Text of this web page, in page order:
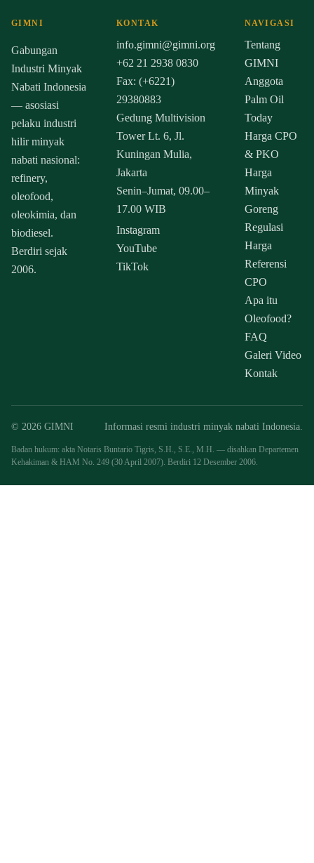
GIMNI
Gabungan
Industri Minyak
Nabati Indonesia
— asosiasi
pelaku industri
hilir minyak
nabati nasional:
refinery,
oleofood,
oleokimia, dan
biodiesel.
Berdiri sejak
2006.
KONTAK
info.gimni@gimni.org
+62 21 2938 0830
Fax: (+6221)
29380883
Gedung Multivision
Tower Lt. 6, Jl.
Kuningan Mulia,
Jakarta
Senin–Jumat, 09.00–
17.00 WIB
Instagram
YouTube
TikTok
NAVIGASI
Tentang
GIMNI
Anggota
Palm Oil
Today
Harga CPO
& PKO
Harga
Minyak
Goreng
Regulasi
Harga
Referensi
CPO
Apa itu
Oleofood?
FAQ
Galeri Video
Kontak
© 2026 GIMNI Informasi resmi industri minyak nabati Indonesia.
Badan hukum: akta Notaris Buntario Tigris, S.H., S.E., M.H. — disahkan Departemen
Kehakiman & HAM No. 249 (30 April 2007). Berdiri 12 Desember 2006.